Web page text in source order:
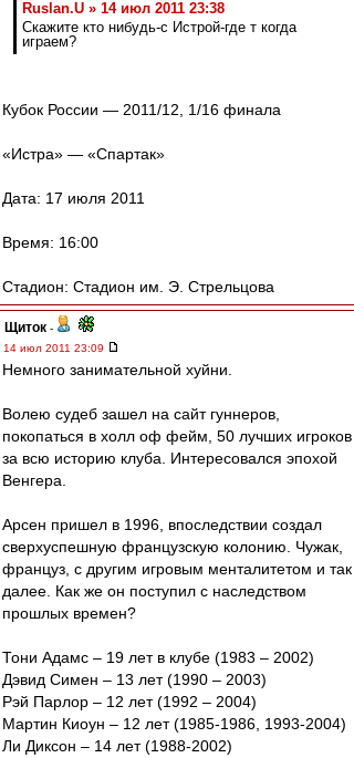
Ruslan.U » 14 июл 2011 23:38
Скажите кто нибудь-с Истрой-где т когда
играем?
Кубок России — 2011/12, 1/16 финала
«Истра» — «Спартак»
Дата: 17 июля 2011
Время: 16:00
Стадион: Стадион им. Э. Стрельцова
Щиток -
14 июл 2011 23:09
Немного занимательной хуйни.
Волею судеб зашел на сайт гуннеров,
покопаться в холл оф фейм, 50 лучших игроков
за всю историю клуба. Интересовался эпохой
Венгера.
Арсен пришел в 1996, впоследствии создал
сверхуспешную французскую колонию. Чужак,
француз, с другим игровым менталитетом и так
далее. Как же он поступил с наследством
прошлых времен?
Тони Адамс – 19 лет в клубе (1983 – 2002)
Дэвид Симен – 13 лет (1990 – 2003)
Рэй Парлор – 12 лет (1992 – 2004)
Мартин Киоун – 12 лет (1985-1986, 1993-2004)
Ли Диксон – 14 лет (1988-2002)